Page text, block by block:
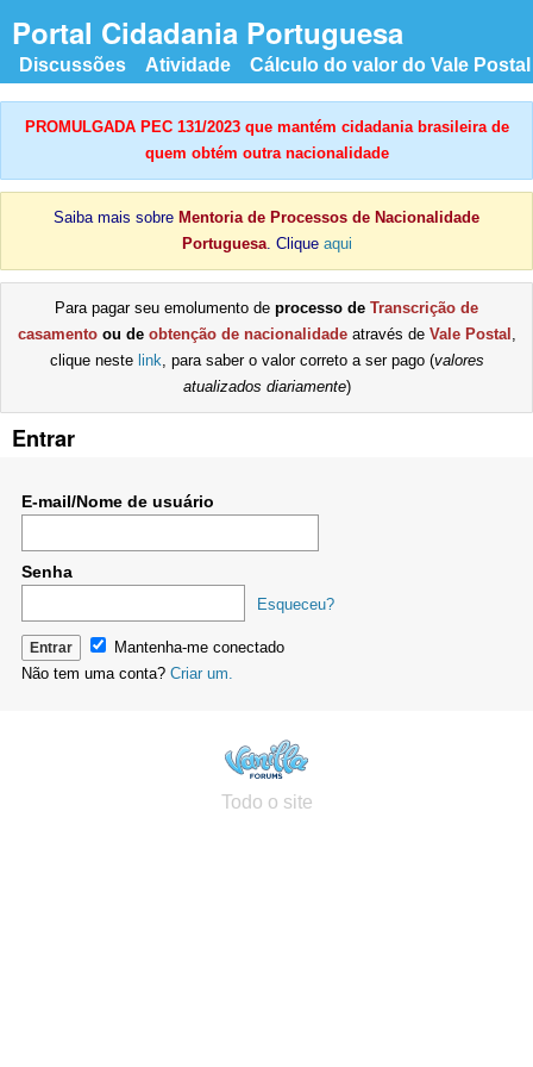
Portal Cidadania Portuguesa
Discussões Atividade Cálculo do valor do Vale Postal
PROMULGADA PEC 131/2023 que mantém cidadania brasileira de
quem obtém outra nacionalidade
Saiba mais sobre Mentoria de Processos de Nacionalidade
Portuguesa. Clique aqui
Para pagar seu emolumento de processo de Transcrição de
casamentoou de obtenção de nacionalidadeatravés de Vale Postal ,
clique neste link, para saber o valor correto a ser pago (valores
atualizados diariamente)
Entrar
E-mail/Nome de usuário
Senha
Esqueceu?
Mantenha-me conectado
Não tem uma conta? Criar um.
Todo o site